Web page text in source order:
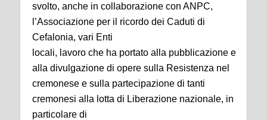
svolto, anche in collaborazione con ANPC,
l’Associazione per il ricordo dei Caduti di
Cefalonia, vari Enti
locali, lavoro che ha portato alla pubblicazione e
alla divulgazione di opere sulla Resistenza nel
cremonese e sulla partecipazione di tanti
cremonesi alla lotta di Liberazione nazionale, in
particolare di